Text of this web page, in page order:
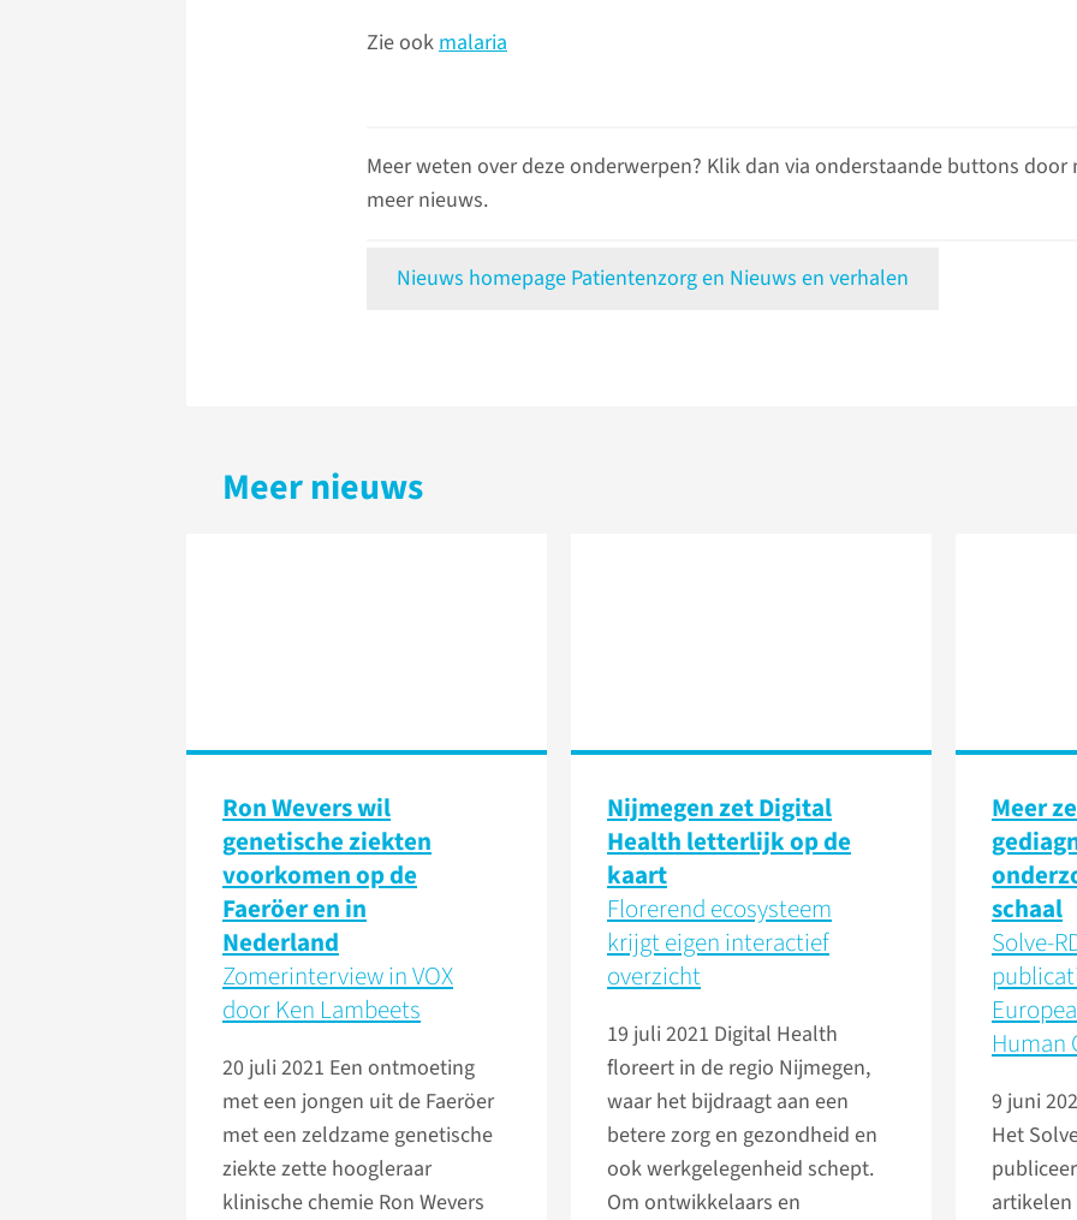
Zie ookmalaria
Meer weten over deze onderwerpen? Klik dan via onderstaande buttons door
meer nieuws.
Nieuws homepage Patientenzorg en Nieuws en verhalen
Meer nieuws
Ron Wevers wil
genetische ziekten
voorkomen op de
Faeröer en in
Nederland
Zomerinterview in VOX
door Ken Lambeets
20 juli 2021 Een ontmoeting
met een jongen uit de Faeröer
met een zeldzame genetische
ziekte zette hoogleraar
klinische chemie Ron Wevers
Nijmegen zet Digital
Health letterlijk op de
kaart
Florerend ecosysteem
krijgt eigen interactief
overzicht
19 juli 2021 Digital Health
floreert in de regio Nijmegen,
waar het bijdraagt aan een
betere zorg en gezondheid en
ook werkgelegenheid schept.
Om ontwikkelaars en
Meer
schaal
Solve-
Human
9 juni
Het